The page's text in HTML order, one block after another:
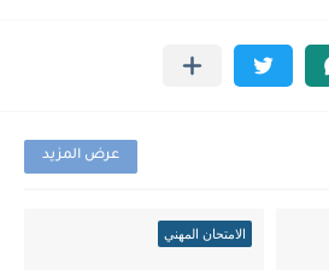
عرض المزيد
الامتحان المهني